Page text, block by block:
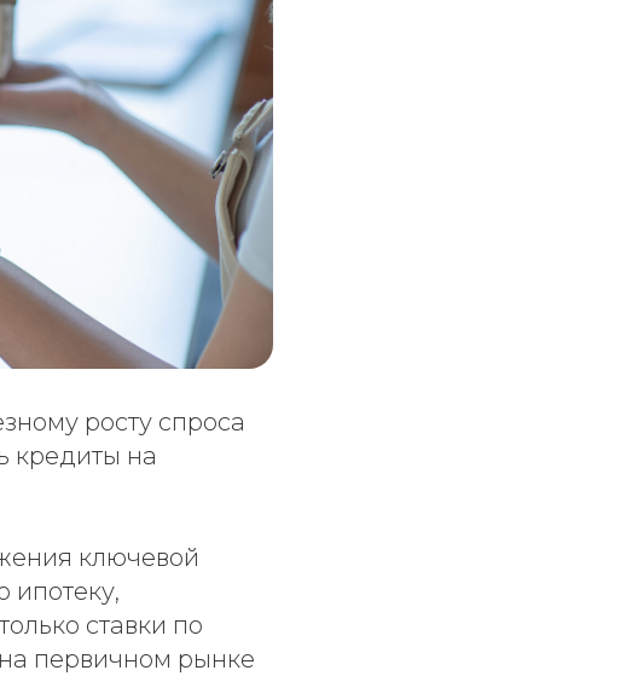
росту спроса
кредиты на
ключевой
ипотеку,
ставки по
первичном рынке